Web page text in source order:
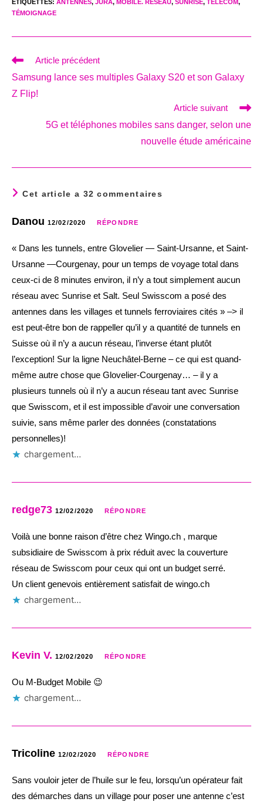
ÉTIQUETTES: ANTENNES, JURA, MOBILE. RÉSEAU, SUNRISE, TELECOM,
TÉMOIGNAGE
Read
articles
Article précédent
Samsung lance ses multiples Galaxy S20 et son Galaxy
Z Flip!
Article suivant
5G et téléphones mobiles sans danger, selon une
nouvelle étude américaine
Cet article a 32 commentaires
Danou 12/02/2020 RÉPONDRE
« Dans les tunnels, entre Glovelier — Saint-Ursanne, et Saint-
Ursanne —Courgenay, pour un temps de voyage total dans
ceux-ci de 8 minutes environ, il n’y a tout simplement aucun
réseau avec Sunrise et Salt. Seul Swisscom a posé des
antennes dans les villages et tunnels ferroviaires cités » –> il
est peut-être bon de rappeller qu’il y a quantité de tunnels en
Suisse où il n’y a aucun réseau, l’inverse étant plutôt
l’exception! Sur la ligne Neuchâtel-Berne – ce qui est quand-
même autre chose que Glovelier-Courgenay… – il y a
plusieurs tunnels où il n’y a aucun réseau tant avec Sunrise
que Swisscom, et il est impossible d’avoir une conversation
suivie, sans même parler des données (constatations
personnelles)!
chargement…
redge73 12/02/2020 RÉPONDRE
Voilà une bonne raison d’être chez Wingo.ch , marque
subsidiaire de Swisscom à prix réduit avec la couverture
réseau de Swisscom pour ceux qui ont un budget serré.
Un client genevois entièrement satisfait de wingo.ch
chargement…
Kevin V. 12/02/2020 RÉPONDRE
Ou M-Budget Mobile 😉
chargement…
Tricoline 12/02/2020 RÉPONDRE
Sans vouloir jeter de l’huile sur le feu, lorsqu’un opérateur fait
des démarches dans un village pour poser une antenne c’est